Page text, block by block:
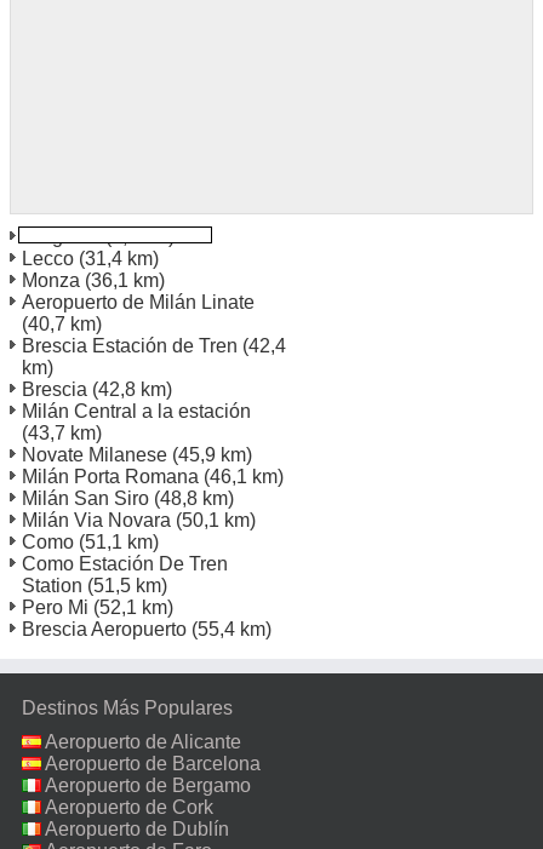
Lecco (31,4 km)
Monza (36,1 km)
Aeropuerto de Milán Linate
(40,7 km)
Brescia Estación de Tren (42,4
km)
Brescia (42,8 km)
Milán Central a la estación
(43,7 km)
Novate Milanese (45,9 km)
Milán Porta Romana (46,1 km)
Milán San Siro (48,8 km)
Milán Via Novara (50,1 km)
Como (51,1 km)
Como Estación De Tren
Station (51,5 km)
Pero Mi (52,1 km)
Brescia Aeropuerto (55,4 km)
Destinos Más Populares
Aeropuerto de Alicante
Aeropuerto de Barcelona
Aeropuerto de Bergamo
Aeropuerto de Cork
Aeropuerto de Dublín